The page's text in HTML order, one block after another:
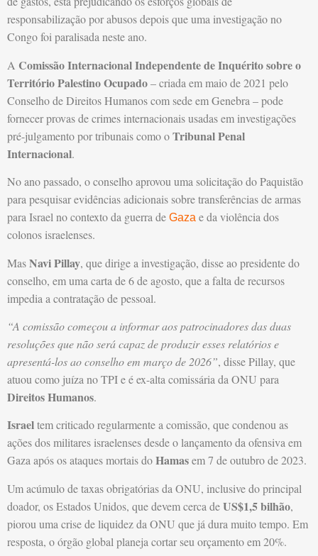
responsabilização por abusos depois que uma investigação no
Congo foi paralisada neste ano.
A Comissão Internacional Independente de Inquérito sobre o
Território Palestino Ocupado– criada em maio de 2021 pelo
Conselho de Direitos Humanos com sede em Genebra – pode
fornecer provas de crimes internacionais usadas em investigações
pré-julgamento por tribunais como oTribunal Penal
Internacional.
No ano passado, o conselho aprovou uma solicitação do Paquistão
para pesquisar evidências adicionais sobre transferências de armas
para Israel no contexto da guerra de Gaza e da violência dos
colonos israelenses.
MasNavi Pillay, que dirige a investigação, disse ao presidente do
conselho, em uma carta de 6 de agosto, que a falta de recursos
impedia a contratação de pessoal.
“A comissão começou a informar aos patrocinadores das duas
resoluções que não será capaz de produzir esses relatórios e
apresentá-los ao conselho em março de 2026”, disse Pillay, que
atuou como juíza no TPI e é ex-alta comissária da ONU para
Direitos Humanos.
Israeltem criticado regularmente a comissão, que condenou as
ações dos militares israelenses desde o lançamento da ofensiva em
Gaza após os ataques mortais doHamasem 7 de outubro de 2023.
Um acúmulo de taxas obrigatórias da ONU, inclusive do principal
doador, os Estados Unidos, que devem cerca deUS$1,5 bilhão,
piorou uma crise de liquidez da ONU que já dura muito tempo. Em
resposta, o órgão global planeja cortar seu orçamento em 20%.